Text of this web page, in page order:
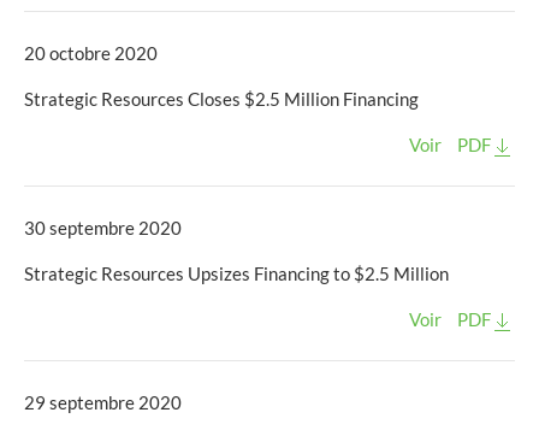
20 octobre 2020
Strategic Resources Closes $2.5 Million Financing
Voir PDF
30 septembre 2020
Strategic Resources Upsizes Financing to $2.5 Million
Voir PDF
29 septembre 2020